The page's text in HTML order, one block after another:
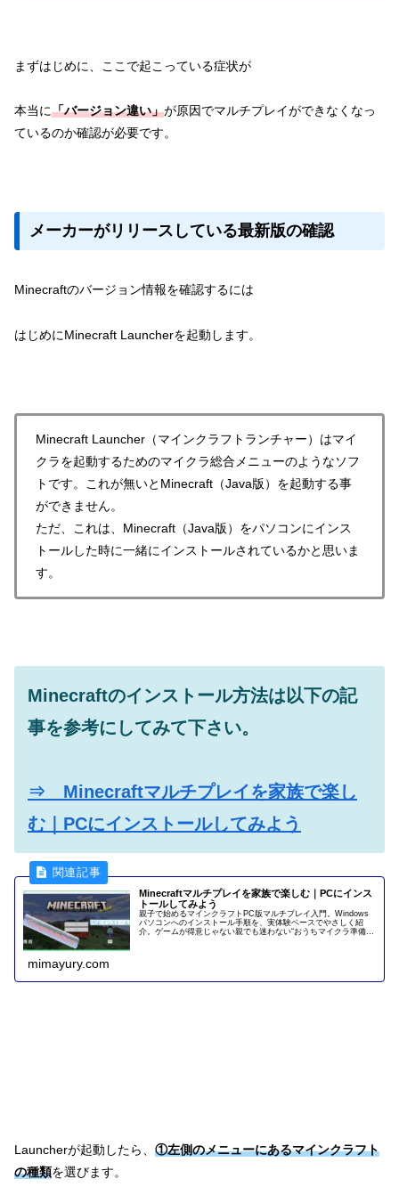
まずはじめに、ここで起こっている症状が
本当に「バージョン違い」が原因でマルチプレイができなくなっ
ているのか確認が必要です。
メーカーがリリースしている最新版の確認
Minecraftのバージョン情報を確認するには
はじめにMinecraft Launcherを起動します。
Minecraft Launcher（マインクラフトランチャー）はマイ
クラを起動するためのマイクラ総合メニューのようなソフ
トです。これが無いとMinecraft（Java版）を起動する事
ができません。
ただ、これは、Minecraft（Java版）をパソコンにインス
トールした時に一緒にインストールされているかと思いま
す。
Minecraftのインストール方法は以下の記
事を参考にしてみて下さい。
⇒ Minecraftマルチプレイを家族で楽し
む｜PCにインストールしてみよう
Minecraftマルチプレイを家族で楽しむ｜PCにインス
トールしてみよう
親子で始めるマインクラフトPC版マルチプレイ入門。Windows
パソコンへのインストール手順を、実体験ベースでやさしく紹
介。ゲームが得意じゃない親でも迷わない“おうちマイクラ準備ガ
mimayury.com
Launcherが起動したら、 ①左側のメニューにあるマインクラフト
の種類を選びます。